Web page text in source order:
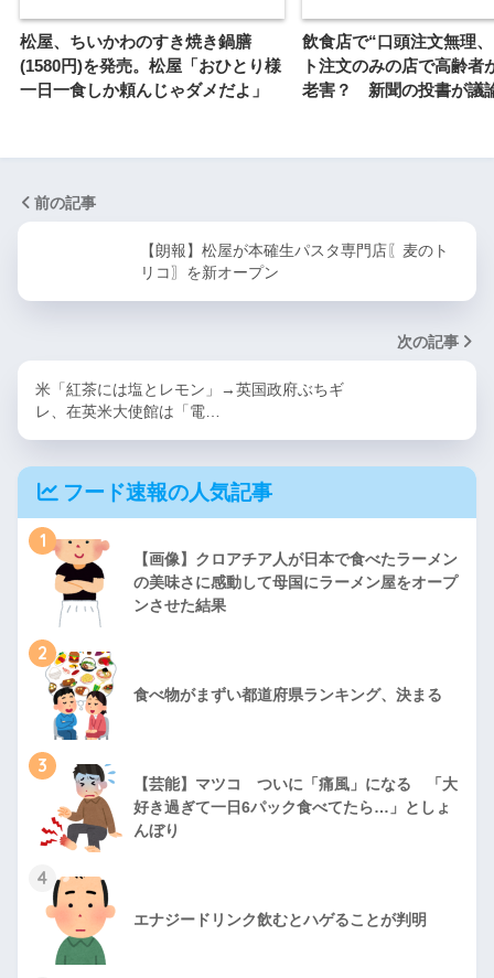
松屋、ちいかわのすき焼き鍋膳
(1580円)を発売。松屋「おひとり様
一日一食しか頼んじゃダメだよ」
飲食店で“口頭注文無理
ト注文のみの店で高齢者
老害？ 新聞の投書が議
前の記事
【朗報】松屋が本確生パスタ専門店〖麦のト
リコ〗を新オープン
次の記事
米「紅茶には塩とレモン」→英国政府ぶちギ
レ、在英米大使館は「電…
フード速報の人気記事
1
【画像】クロアチア人が日本で食べたラーメン
の美味さに感動して母国にラーメン屋をオープ
ンさせた結果
2
食べ物がまずい都道府県ランキング、決まる
3
【芸能】マツコ ついに「痛風」になる 「大
好き過ぎて一日6パック食べてたら…」としょ
んぼり
4
エナジードリンク飲むとハゲることが判明